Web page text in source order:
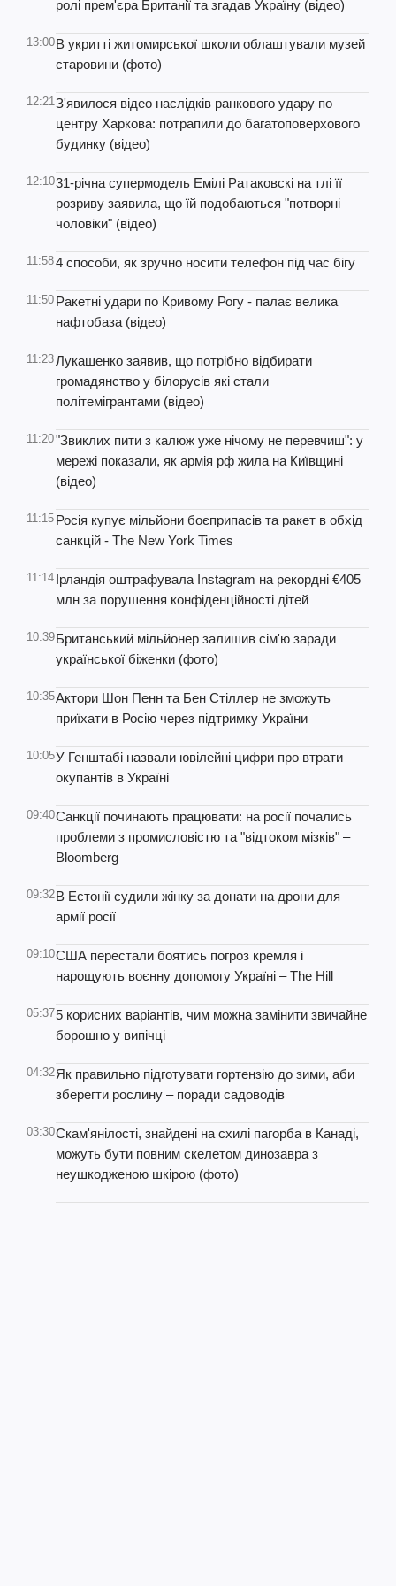
ролі прем'єра Британії та згадав Україну (відео)
13:00В укритті житомирської школи облаштували музей
старовини (фото)
12:21З'явилося відео наслідків ранкового удару по
центру Харкова: потрапили до багатоповерхового
будинку (відео)
12:1031-річна супермодель Емілі Ратаковскі на тлі її
розриву заявила, що їй подобаються "потворні
чоловіки" (відео)
11:584 способи, як зручно носити телефон під час бігу
11:50 Ракетні удари по Кривому Рогу - палає велика
нафтобаза (відео)
11:23Лукашенко заявив, що потрібно відбирати
громадянство у білорусів які стали
політемігрантами (відео)
11:20"Звиклих пити з калюж уже нічому не перевчиш": у
мережі показали, як армія рф жила на Київщині
(відео)
11:15 Росія купує мільйони боєприпасів та ракет в обхід
санкцій - The New York Times
11:14 Ірландія оштрафувала Instagram на рекордні €405
млн за порушення конфіденційності дітей
10:39Британський мільйонер залишив сім'ю заради
української біженки (фото)
10:35Актори Шон Пенн та Бен Стіллер не зможуть
приїхати в Росію через підтримку України
10:05У Генштабі назвали ювілейні цифри про втрати
окупантів в Україні
09:40Санкції починають працювати: на росії почались
проблеми з промисловістю та "відтоком мізків" –
Bloomberg
09:32В Естонії судили жінку за донати на дрони для
армії росії
09:10США перестали боятись погроз кремля і
нарощують воєнну допомогу Україні – The Hill
05:375 корисних варіантів, чим можна замінити звичайне
борошно у випічці
04:32Як правильно підготувати гортензію до зими, аби
зберегти рослину – поради садоводів
03:30Скам'янілості, знайдені на схилі пагорба в Канаді,
можуть бути повним скелетом динозавра з
неушкодженою шкірою (фото)